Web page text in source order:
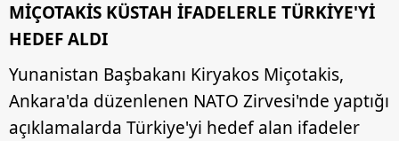
MİÇOTAKİS KÜSTAH İFADELERLE TÜRKİYE'Yİ
HEDEF ALDI
Yunanistan Başbakanı Kiryakos Miçotakis,
Ankara'da düzenlenen NATO Zirvesi'nde yaptığı
açıklamalarda Türkiye'yi hedef alan ifadeler